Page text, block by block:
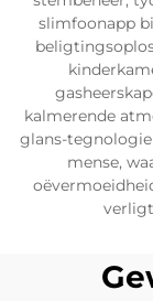
slimfoonapp
kalmerende
glans-
mense,